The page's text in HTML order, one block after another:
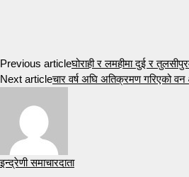
Previous articleघोराही र लमहीमा दुई र
Next articleचार वर्ष अघि अतिक्रमण गरिएको वन
इन्द्रेणी समाचारदाता